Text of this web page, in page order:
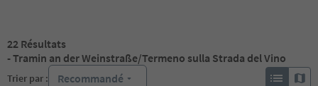
22 Résultats
- Tramin an der Weinstraße/Termeno sulla Strada del Vino
Trier par : Recommandé